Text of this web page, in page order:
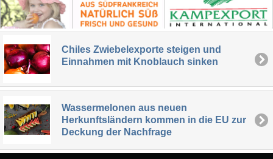
Chiles Zwiebelexporte steigen und
Einnahmen mit Knoblauch sinken
Wassermelonen aus neuen
Herkunftsländern kommen in die EU zur
Deckung der Nachfrage